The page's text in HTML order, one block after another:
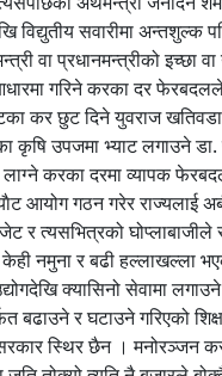
विद्युतीय सवारीमा अन्तशुल्क
वा प्रधानमन्त्रीको इच्छा
गरिने करका दर
कर छुट दिने युवराज
उपजमा भ्याट लगाउने
करका दरमा व्यापक
आयोग गठन गरेर राज्यलाई
र त्यसभित्रको
नमुना र बढी हल्लाखल्ला
क्यासिनो सेवामा
बढाउने र घटाउने गरिएको
स्थिर छैन । मनोरञ्जन